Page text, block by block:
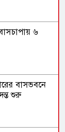
৬
বাসভবনে
শুরু